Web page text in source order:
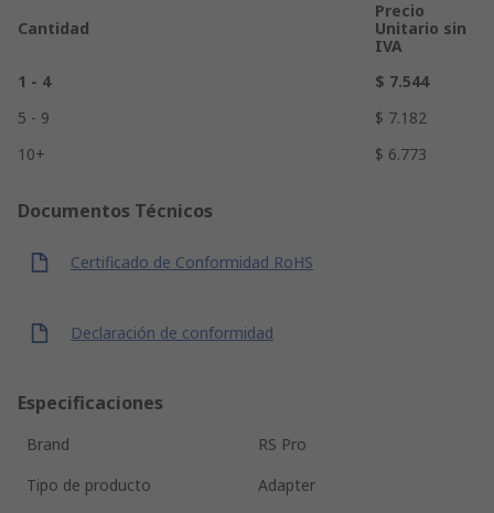
Cantidad
Precio
Unitario sin
IVA
1 - 4
$ 7.544
5 - 9
$ 7.182
10+
$ 6.773
Documentos Técnicos
Certificado de Conformidad RoHS
Declaración de conformidad
Especificaciones
Brand
RS Pro
Tipo de producto
Adapter